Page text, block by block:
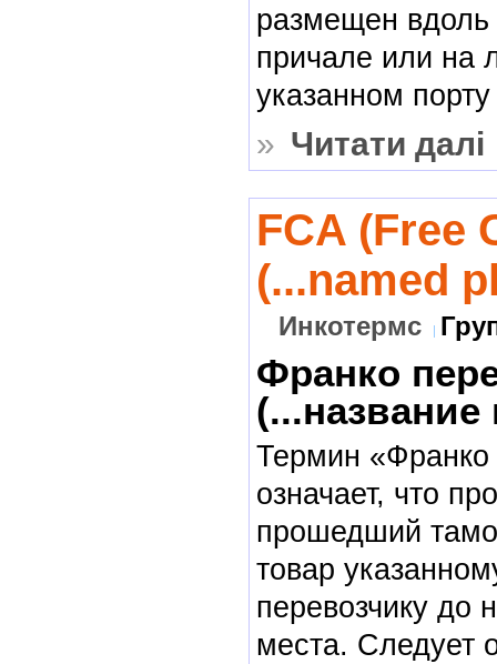
размещен вдоль
причале или на
указанном порту
» Читати далі
FCA (Free
(...named
Инкотермс
Франко
(...название
Термин «Франко
означает, что
прошедший
товар
перевозчику до
места. Следует